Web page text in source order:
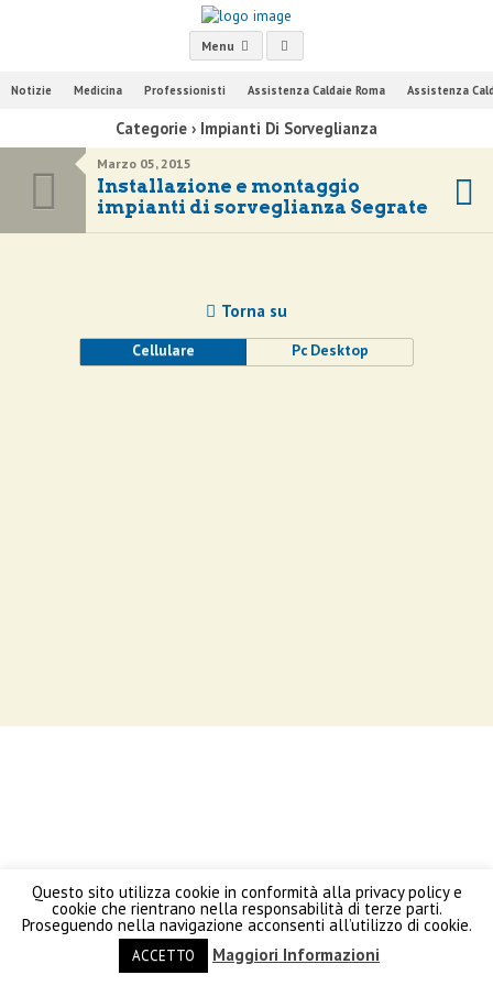
Menu
Notizie Medicina Professionisti Assistenza Caldaie Roma Assistenza
Categorie › Impianti Di Sorveglianza
Marzo 05, 2015
Installazione e montaggio
impianti di sorveglianza Segrate
Questo sito utilizza cookie in conformità alla privacy policy e
cookie che rientrano nella responsabilità di terze parti.
Proseguendo nella navigazione acconsenti all’utilizzo di cookie.
ACCETTO Maggiori Informazioni
Torna su
Cellulare Pc Desktop